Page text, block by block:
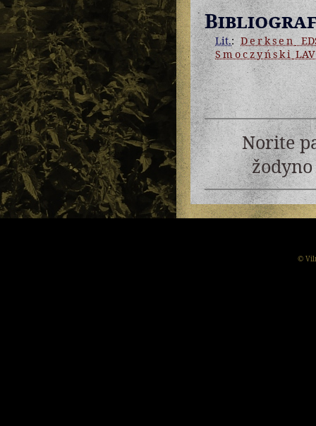
Lit.:Derksen
SmoczyńskiLAV
Norite
©